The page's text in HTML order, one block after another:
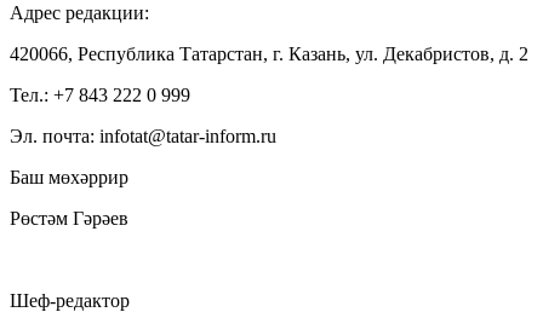
Адрес редакции:
420066, Республика Татарстан, г. Казань, ул. Декабристов, д. 2
Тел.: +7 843 222 0 999
Эл. почта: infotat@tatar-inform.ru
Баш мөхәррир
Рөстәм Гәрәев
Шеф-редактор